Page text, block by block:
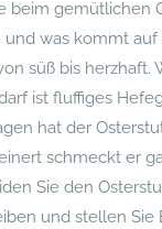
beim gemütlichen
was kommt auf
süß bis herzhaft.
ist fluffiges
hat der
schmeckt er
Sie den
und stellen Sie